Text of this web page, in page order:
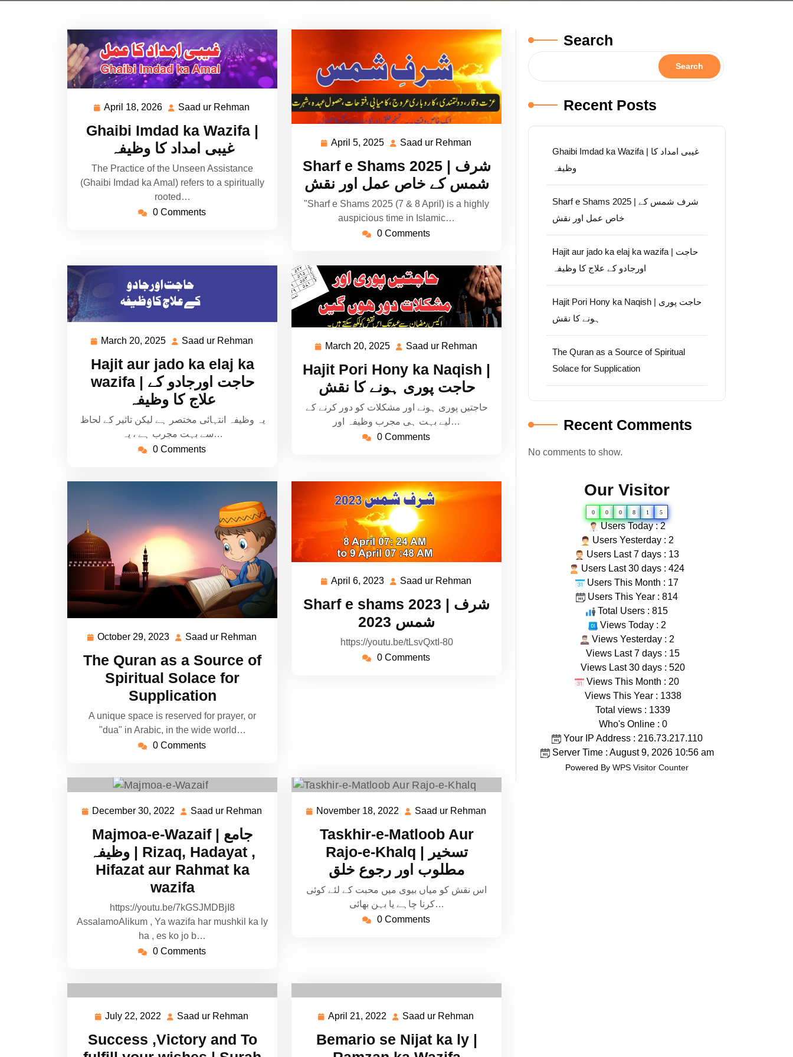
April 18, 2026 April
2026
Saad ur Rehman
Ghaibi Imdad ka Wazifa |
غیبی امداد کا وظیفہ
The Practice of the Unseen Assistance
(Ghaibi Imdad ka Amal) refers to a spiritually
rooted…
0 Comments
April 5, 2025 April
2025
Saad ur Rehman
Rehman
Sharf e Shams 2025 | شرف
شمس کے خاص عمل اور نقش
"Sharf e Shams 2025 (7 & 8 April) is a highly
auspicious time in Islamic…
0 Comments
March 20, 2025 March
2025
Saad ur Rehman
Rehman
Hajit aur jado ka elaj ka
wazifa | حاجت اورجادو کے
علاج کا وظیفہ
یہ وظیفہ انتہائی مختصر ہے لیکن تاثیر کے لحاظ
سے بہت مجرب ہے ، یہ…
0 Comments
March 20, 2025 March
2025
Saad ur Rehman
Rehman
Hajit Pori Hony ka Naqish |
حاجت پوری ہونے کا نقش
حاجتیں پوری ہونے اور مشکلات کو دور کرنے کے
لیے بہت ہی مجرب وظیفہ اور…
0 Comments
October 29, 2023 October
2023
Saad ur Rehman
Rehman
The Quran as a Source of
Spiritual Solace for
Supplication
A unique space is reserved for prayer, or
"dua" in Arabic, in the wide world…
0 Comments
April 6, 2023 April
2023
Saad ur Rehman
Rehman
Sharf e shams 2023 | شرف
شمس 2023
https://youtu.be/tLsvQxtI-80
0 Comments
December 30, 2022 December
2022
Saad ur Rehman
Majmoa-e-Wazaif | جامع
وظیفہ | Rizaq, Hadayat ,
Hifazat aur Rahmat ka
wazifa
https://youtu.be/7kGSJMDBjI8
AssalamoAlikum , Ya wazifa har mushkil ka ly
ha , es ko jo b…
0 Comments
November 18, 2022 November
2022
Saad ur Rehman
Taskhir-e-Matloob Aur
Rajo-e-Khalq | تسخیر
مطلوب اور رجوع خلق
اس نقش کو میاں بیوی میں محبت کے لئے کوئی
کرنا چاہے یا بہن بھائی…
0 Comments
July 22, 2022
July
2022
Saad ur Rehman
Rehman
Success ,Victory and To
April 21, 2022
April
2022
Saad ur Rehman
Bemario se Nijat ka ly |
Search
Search
Recent Posts
Ghaibi Imdad ka Wazifa | غیبی امداد کا
وظیفہ
Sharf e Shams 2025 | شرف شمس کے
خاص عمل اور نقش
Hajit aur jado ka elaj ka wazifa | حاجت
اورجادو کے علاج کا وظیفہ
Hajit Pori Hony ka Naqish | حاجت پوری
ہونے کا نقش
The Quran as a Source of Spiritual
Solace for Supplication
Recent Comments
No comments to show.
Our Visitor
0 0 0 8 1 5
Users Today : 2
Users Yesterday : 2
Users Last 7 days : 13
Users Last 30 days : 424
Users This Month : 17
Users This Year : 814
Total Users : 815
Views Today : 2
Views Yesterday : 2
Views Last 7 days : 15
Views Last 30 days : 520
Views This Month : 20
Views This Year : 1338
Total views : 1339
Who's Online : 0
Your IP Address : 216.73.217.110
Server Time : August 9, 2026 10:56 am
Powered By WPS Visitor Counter